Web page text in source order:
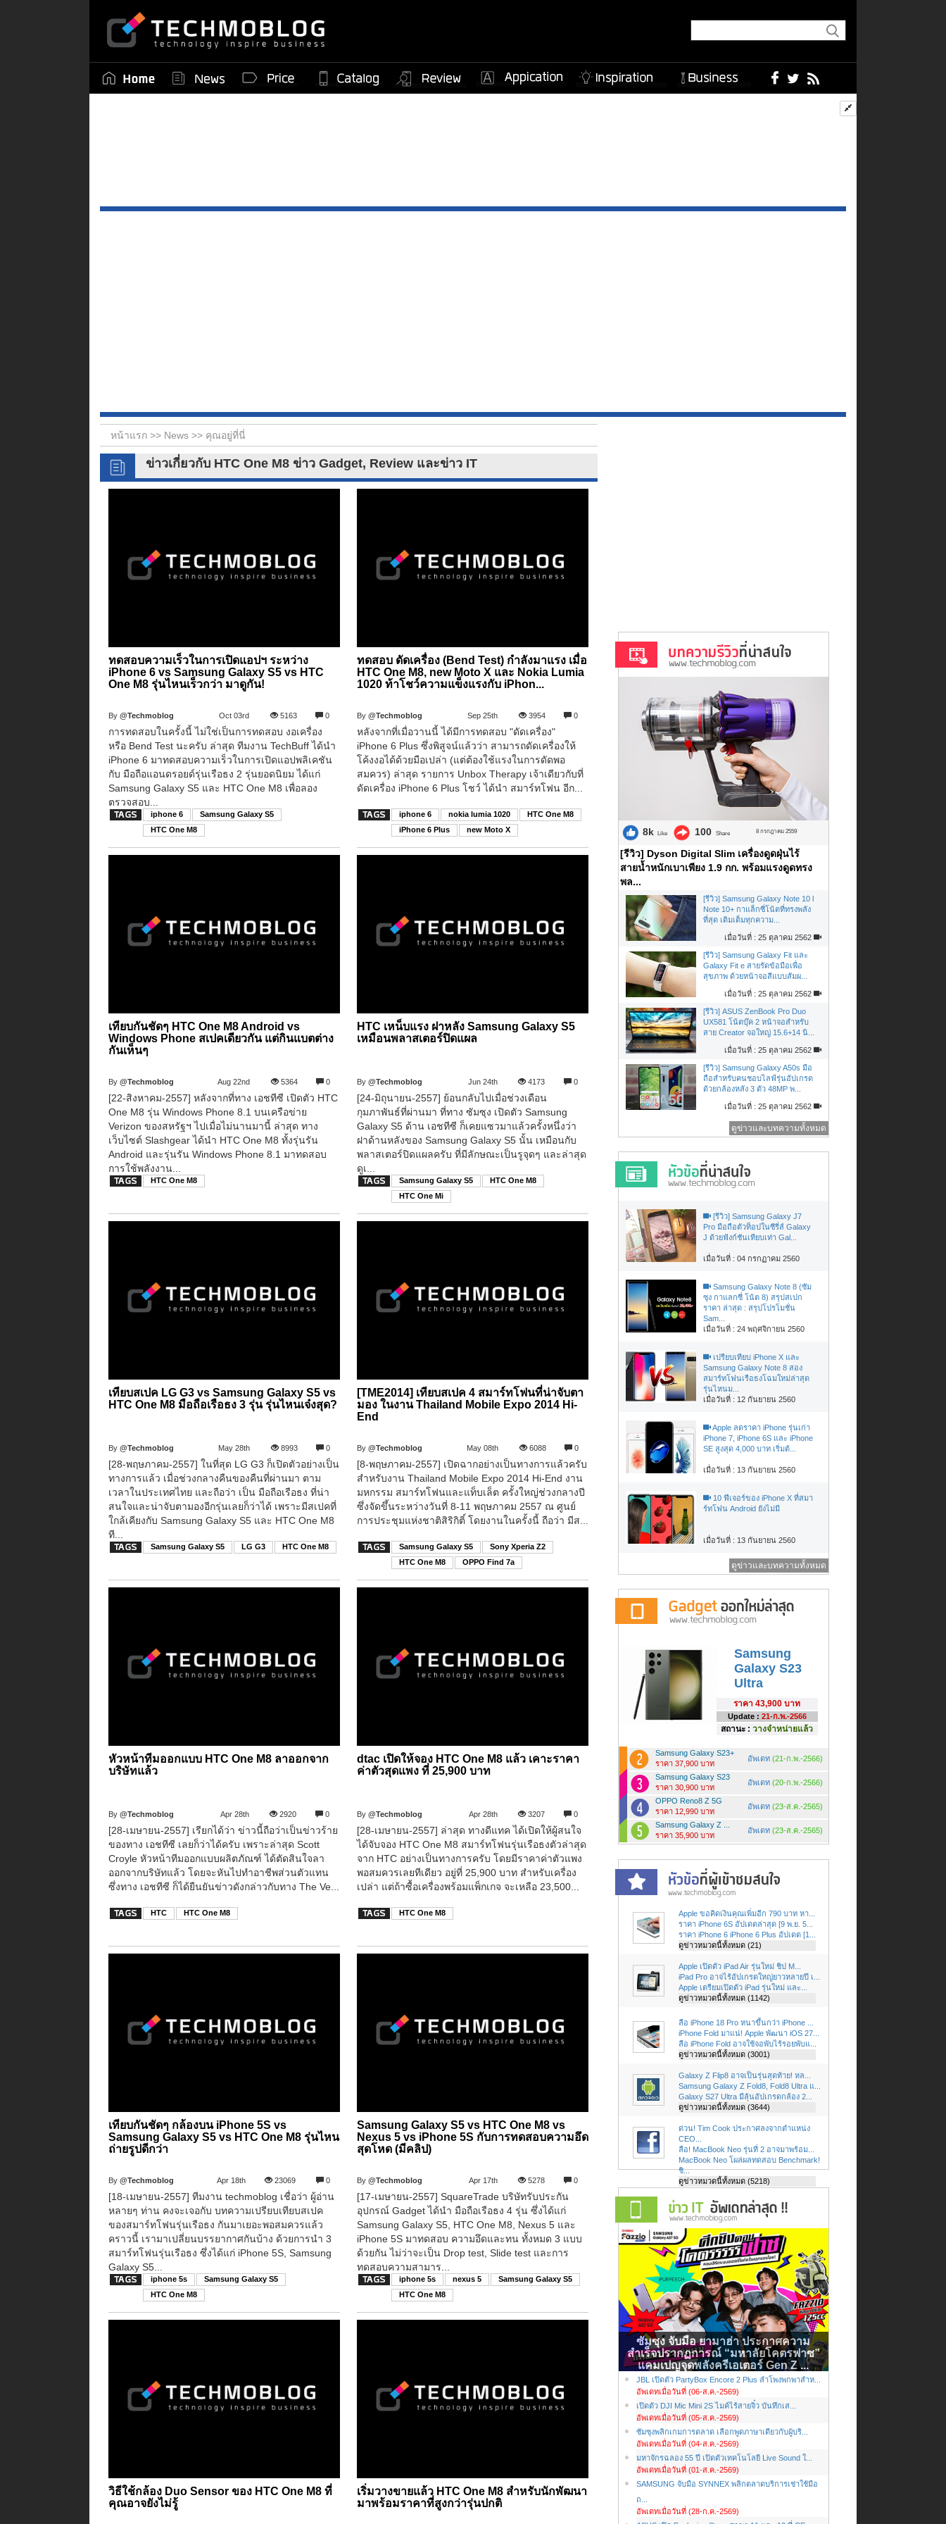
หน้าแรก >> News >> คุณอยู่ที่นี่
ข่าวเกี่ยวกับ HTC One M8 ข่าว Gadget, Review และข่าว IT
ทดสอบความเร็วในการเปิดแอปฯ ระหว่าง
iPhone 6 vs Samsung Galaxy S5 vs HTC
One M8 รุ่นไหนเร็วกว่า มาดูกัน!
By@Techmoblog Oct 03rd 5163 0
การทดสอบในครั้งนี้ ไม่ใช่เป็นการทดสอบ งอเครื่อง
หรือ Bend Test นะครับ ล่าสุด ทีมงาน TechBuff ได้นำ
iPhone 6 มาทดสอบความเร็วในการเปิดแอปพลิเคชัน
กับ มือถือแอนดรอยด์รุ่นเรือธง 2 รุ่นยอดนิยม ได้แก่
Samsung Galaxy S5 และ HTC One M8 เพื่อลอง
ตรวจสอบ...
iphone 6
Samsung Galaxy S5
HTC One M8
ทดสอบ ดัดเครื่อง (Bend Test) กำลังมาแรง เมื่อ
HTC One M8, new Moto X และ Nokia Lumia
1020 ท้าโชว์ความแข็งแรงกับ iPhon...
By@Techmoblog Sep 25th 3954 0
หลังจากที่เมื่อวานนี้ ได้มีการทดสอบ "ดัดเครื่อง"
iPhone 6 Plus ซึ่งพิสูจน์แล้วว่า สามารถดัดเครื่องให้
โค้งงอได้ด้วยมือเปล่า (แต่ต้องใช้แรงในการดัดพอ
สมควร) ล่าสุด รายการ Unbox Therapy เจ้าเดียวกับที่
ดัดเครื่อง iPhone 6 Plus โชว์ ได้นำ สมาร์ทโฟน อีก...
iphone 6 nokia lumia 1020
HTC One M8
iPhone 6 Plus
new Moto X
เทียบกันชัดๆ HTC One M8 Android vs
Windows Phone สเปคเดียวกัน แต่กินแบตต่าง
กันเห็นๆ
By@Techmoblog Aug 22nd 5364 0
[22-สิงหาคม-2557] หลังจากที่ทาง เอชทีซี เปิดตัว HTC
One M8 รุ่น Windows Phone 8.1 บนเครือข่าย
Verizon ของสหรัฐฯ ไปเมื่อไม่นานมานี้ ล่าสุด ทาง
เว็บไซต์ Slashgear ได้นำ HTC One M8 ทั้งรุ่นรัน
Android และรุ่นรัน Windows Phone 8.1 มาทดสอบ
การใช้พลังงาน...
HTC One M8
HTC เหน็บแรง ฝาหลัง Samsung Galaxy S5
เหมือนพลาสเตอร์ปิดแผล
By@Techmoblog Jun 24th 4173 0
[24-มิถุนายน-2557] ย้อนกลับไปเมื่อช่วงเดือน
กุมภาพันธ์ที่ผ่านมา ที่ทาง ซัมซุง เปิดตัว Samsung
Galaxy S5 ด้าน เอชทีซี ก็เคยแซวมาแล้วครั้งหนึ่งว่า
ฝาด้านหลังของ Samsung Galaxy S5 นั้น เหมือนกับ
พลาสเตอร์ปิดแผลครับ ที่มีลักษณะเป็นรูจุดๆ และล่าสุด
ดูเ...
Samsung Galaxy S5
HTC One M8
HTC One Mi
เทียบสเปค LG G3 vs Samsung Galaxy S5 vs
HTC One M8 มือถือเรือธง 3 รุ่น รุ่นไหนเจ๋งสุด?
By@Techmoblog May 28th 8993 0
[28-พฤษภาคม-2557] ในที่สุด LG G3 ก็เปิดตัวอย่างเป็น
ทางการแล้ว เมื่อช่วงกลางคืนของคืนที่ผ่านมา ตาม
เวลาในประเทศไทย และถือว่า เป็น มือถือเรือธง ที่น่า
สนใจและน่าจับตามองอีกรุ่นเลยก็ว่าได้ เพราะมีสเปคที่
ใกล้เคียงกับ Samsung Galaxy S5 และ HTC One M8
ที...
Samsung Galaxy S5 LG G3 HTC One M8
[TME2014] เทียบสเปค 4 สมาร์ทโฟนที่น่าจับตา
มอง ในงาน Thailand Mobile Expo 2014 Hi-
End
By@Techmoblog May 08th 6088 0
[8-พฤษภาคม-2557] เปิดฉากอย่างเป็นทางการแล้วครับ
สำหรับงาน Thailand Mobile Expo 2014 Hi-End งาน
มหกรรม สมาร์ทโฟนและแท็บเล็ต ครั้งใหญ่ช่วงกลางปี
ซึ่งจัดขึ้นระหว่างวันที่ 8-11 พฤษภาคม 2557 ณ ศูนย์
การประชุมแห่งชาติสิริกิติ์ โดยงานในครั้งนี้ ถือว่า มีส...
Samsung Galaxy S5
Sony Xperia Z2
HTC One M8
OPPO Find 7a
หัวหน้าทีมออกแบบ HTC One M8 ลาออกจาก
บริษัทแล้ว
By@Techmoblog Apr 28th 2920 0
[28-เมษายน-2557] เรียกได้ว่า ข่าวนี้ถือว่าเป็นข่าวร้าย
ของทาง เอชทีซี เลยก็ว่าได้ครับ เพราะล่าสุด Scott
Croyle หัวหน้าทีมออกแบบผลิตภัณฑ์ ได้ตัดสินใจลา
ออกจากบริษัทแล้ว โดยจะหันไปทำอาชีพส่วนตัวแทน
ซึ่งทาง เอชทีซี ก็ได้ยืนยันข่าวดังกล่าวกับทาง The Ve...
HTC HTC One M8
dtac เปิดให้จอง HTC One M8 แล้ว เคาะราคา
ค่าตัวสุดแพง ที่ 25,900 บาท
By@Techmoblog Apr 28th 3207 0
[28-เมษายน-2557] ล่าสุด ทางดีแทค ได้เปิดให้ผู้สนใจ
ได้จับจอง HTC One M8 สมาร์ทโฟนรุ่นเรือธงตัวล่าสุด
จาก HTC อย่างเป็นทางการครับ โดยมีราคาค่าตัวแพง
พอสมควรเลยทีเดียว อยู่ที่ 25,900 บาท สำหรับเครื่อง
เปล่า แต่ถ้าซื้อเครื่องพร้อมแพ็กเกจ จะเหลือ 23,500...
HTC One M8
เทียบกันชัดๆ กล้องบน iPhone 5S vs
Samsung Galaxy S5 vs HTC One M8 รุ่นไหน
ถ่ายรูปดีกว่า
By@Techmoblog Apr 18th 23069 0
[18-เมษายน-2557] ทีมงาน techmoblog เชื่อว่า ผู้อ่าน
หลายๆ ท่าน คงจะเจอกับ บทความเปรียบเทียบสเปค
ของสมาร์ทโฟนรุ่นเรือธง กันมาเยอะพอสมควรแล้ว
คราวนี้ เรามาเปลี่ยนบรรยากาศกันบ้าง ด้วยการนำ 3
สมาร์ทโฟนรุ่นเรือธง ซึ่งได้แก่ iPhone 5S, Samsung
Galaxy S5...
iphone 5s
Samsung Galaxy S5
HTC One M8
Samsung Galaxy S5 vs HTC One M8 vs
Nexus 5 vs iPhone 5S กับการทดสอบความอึด
สุดโหด (มีคลิป)
By@Techmoblog Apr 17th 5278 0
[17-เมษายน-2557] SquareTrade บริษัทรับประกัน
อุปกรณ์ Gadget ได้นำ มือถือเรือธง 4 รุ่น ซึ่งได้แก่
Samsung Galaxy S5, HTC One M8, Nexus 5 และ
iPhone 5S มาทดสอบ ความอึดและทน ทั้งหมด 3 แบบ
ด้วยกัน ไม่ว่าจะเป็น Drop test, Slide test และการ
ทดสอบความสามาร...
iphone 5s nexus 5
Samsung Galaxy S5
HTC One M8
วิธีใช้กล้อง Duo Sensor ของ HTC One M8 ที่
คุณอาจยังไม่รู้
เริ่มวางขายแล้ว HTC One M8 สำหรับนักพัฒนา
มาพร้อมราคาที่สูงกว่ารุ่นปกติ
8k Like 100 Share 8 กรกฎาคม 2559
[รีวิว] Dyson Digital Slim เครื่องดูดฝุ่นไร้
สายน้ำหนักเบาเพียง 1.9 กก. พร้อมแรงดูดทรง
พล...
[รีวิว] Samsung Galaxy Note 10 l
Note 10+ กาแล็กซี่โน้ตที่ทรงพลัง
ที่สุด เติมเต็มทุกความ...
เมื่อวันที่ : 25 ตุลาคม 2562
[รีวิว] Samsung Galaxy Fit และ
Galaxy Fit e สายรัดข้อมือเพื่อ
สุขภาพ ด้วยหน้าจอสีแบบสัมผ...
เมื่อวันที่ : 25 ตุลาคม 2562
[รีวิว] ASUS ZenBook Pro Duo
UX581 โน้ตบุ๊ค 2 หน้าจอสำหรับ
สาย Creator จอใหญ่ 15.6+14 นิ...
เมื่อวันที่ : 25 ตุลาคม 2562
[รีวิว] Samsung Galaxy A50s มือ
ถือสำหรับคนชอบไลฟ์รุ่นอัปเกรด
ด้วยกล้องหลัง 3 ตัว 48MP พ...
เมื่อวันที่ : 25 ตุลาคม 2562
ดูข่าวและบทความทั้งหมด
[รีวิว] Samsung Galaxy J7
Pro มือถือตัวท็อปในซีรี่ส์ Galaxy
J ด้วยฟังก์ชันเทียบเท่า Gal...
เมื่อวันที่ : 04 กรกฏาคม 2560
Samsung Galaxy Note 8 (ซัม
ซุง กาแลกซี่ โน้ต 8) สรุปสเปก
ราคา ล่าสุด : สรุปโปรโมชั่น
Sam...
เมื่อวันที่ : 24 พฤศจิกายน 2560
เปรียบเทียบ iPhone X และ
Samsung Galaxy Note 8 สอง
สมาร์ทโฟนเรือธงโฉมใหม่ล่าสุด
รุ่นไหนม...
เมื่อวันที่ : 12 กันยายน 2560
Apple ลดราคา iPhone รุ่นเก่า
iPhone 7, iPhone 6S และ iPhone
SE สูงสุด 4,000 บาท เริ่มต้...
เมื่อวันที่ : 13 กันยายน 2560
10 ฟีเจอร์ของ iPhone X ที่สมา
ร์ทโฟน Android ยังไม่มี
เมื่อวันที่ : 13 กันยายน 2560
ดูข่าวและบทความทั้งหมด
Samsung
Galaxy S23
Ultra
ราคา 43,900 บาท
Update : 21-ก.พ.-2566
สถานะ : วางจำหน่ายแล้ว
Samsung Galaxy S23+
ราคา 37,900 บาท
อัพเดท (21-ก.พ.-2566)
Samsung Galaxy S23
ราคา 30,900 บาท
อัพเดท (20-ก.พ.-2566)
OPPO Reno8 Z 5G
ราคา 12,990 บาท
อัพเดท (23-ส.ค.-2565)
Samsung Galaxy Z ...
ราคา 35,900 บาท
อัพเดท (23-ส.ค.-2565)
Apple ขอคิดเงินคุณเพิ่มอีก 790 บาท หา...
ราคา iPhone 6S อัปเดตล่าสุด [9 พ.ย. 5...
ราคา iPhone 6 iPhone 6 Plus อัปเดต [1...
ดูข่าวหมวดนี้ทั้งหมด (21)
Apple เปิดตัว iPad Air รุ่นใหม่ ชิป M...
iPad Pro อาจไร้อัปเกรดใหญ่ยาวหลายปี เ...
Apple เตรียมเปิดตัว iPad รุ่นใหม่ และ...
ดูข่าวหมวดนี้ทั้งหมด (1142)
ลือ iPhone 18 Pro หนาขึ้นกว่า iPhone ...
iPhone Fold มาแน่! Apple พัฒนา iOS 27...
ลือ iPhone Fold อาจใช้จอพับไร้รอยพับแ...
ดูข่าวหมวดนี้ทั้งหมด (3001)
Galaxy Z Flip8 อาจเป็นรุ่นสุดท้าย! หล...
Samsung Galaxy Z Fold8, Fold8 Ultra แ...
Galaxy S27 Ultra มีลุ้นอัปเกรดกล้อง 2...
ดูข่าวหมวดนี้ทั้งหมด (3644)
ด่วน! Tim Cook ประกาศลงจากตำแหน่ง
CEO...
ลือ! MacBook Neo รุ่นที่ 2 อาจมาพร้อม...
MacBook Neo โผล่ผลทดสอบ Benchmark!
ชิ...
ดูข่าวหมวดนี้ทั้งหมด (5218)
ซัมซุง จับมือ ยามาฮ่า ประกาศความ
สำเร็จปรากฏการณ์ “มหาลัยโคตรฟาซ”
แคมเปญจุดพลังครีเอเตอร์ Gen Z ...
JBL เปิดตัว PartyBox Encore 2 Plus ลำโพงพกพาสำห...
อัพเดทเมื่อวันที่ (06-ส.ค.-2569)
เปิดตัว DJI Mic Mini 2S ไมค์ไร้สายจิ๋ว บันทึกเส...
อัพเดทเมื่อวันที่ (05-ส.ค.-2569)
ซัมซุงพลิกเกมการตลาด เลือกพูดภาษาเดียวกับผู้บริ...
อัพเดทเมื่อวันที่ (04-ส.ค.-2569)
มหาจักรฉลอง 55 ปี เปิดตัวเทคโนโลยี Live Sound ใ...
อัพเดทเมื่อวันที่ (01-ส.ค.-2569)
SAMSUNG จับมือ SYNNEX พลิกตลาดบริการเช่าใช้มือ
ถ...
อัพเดทเมื่อวันที่ (28-ก.ค.-2569)